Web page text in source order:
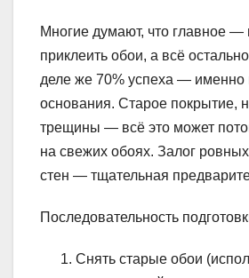
Многие думают, что главное —
приклеить обои, а всё
деле же 70% успеха — именно
основания. Старое покрытие,
трещины — всё это может
на свежих обоях. Залог
стен — тщательная
Последовательность
Снять старые обои